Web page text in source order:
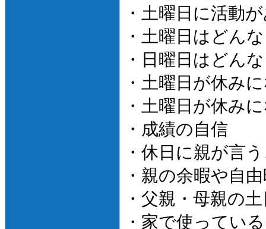
・土曜日に活動
・土曜日はどん
・日曜日はどん
・土曜日が休み
・土曜日が休み
・成績の自信
・休日に親が言
・親の余暇や自
・父親・母親の
・家で使ってい